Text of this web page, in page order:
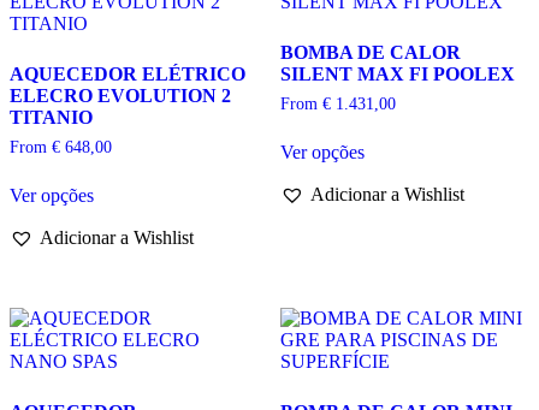
AQUECEDOR ELÉTRICO
ELECRO EVOLUTION 2
TITANIO
From € 648,00
Ver opçõesproduct
multiple
may
be
chosen
Adicionar a Wishlist
BOMBA DE CALOR
SILENT MAX FI POOLEX
From €1.431,00
Ver opçõesproduct
multiple
chosen
on
the
Adicionar a Wishlist